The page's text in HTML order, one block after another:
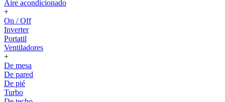
Aire acondicionado
+
On / Off
Inverter
Portatil
Ventiladores
+
De mesa
De pared
De pié
Turbo